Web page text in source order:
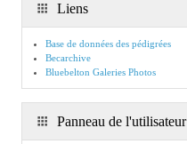
Liens
Base de données des pédigrées
Becarchive
Bluebelton Galeries Photos
Panneau de l'utilisateur